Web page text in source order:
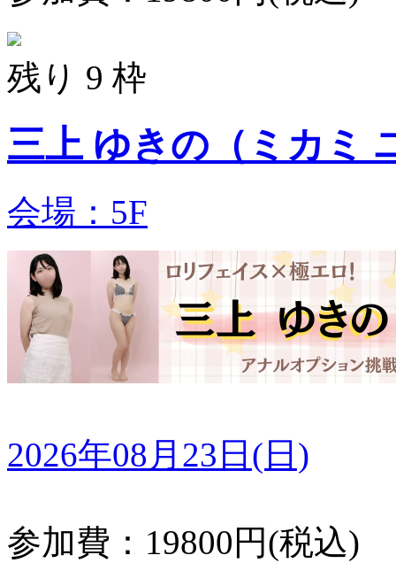
残り 9 枠
三上 ゆきの（ミカ
会場：5F
2026年08月23日(日)
参加費：19800円(税込)